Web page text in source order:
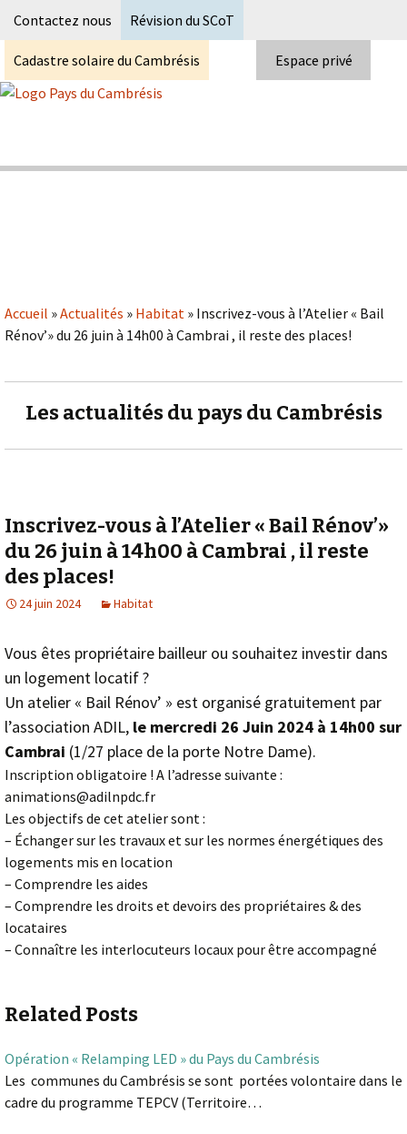
Contactez nous Révision du SCoT
Cadastre solaire du Cambrésis Espace privé
Accueil »Actualités » Habitat » Inscrivez-vous à l’Atelier « Bail
Rénov’» du 26 juin à 14h00 à Cambrai , il reste des places!
Les actualités du pays du Cambrésis
Inscrivez-vous à l’Atelier « Bail Rénov’»
du 26 juin à 14h00 à Cambrai , il reste
des places!
24 juin 2024 Habitat
Vous êtes propriétaire bailleur ou souhaitez investir dans
un logement locatif ?
Un atelier « Bail Rénov’ » est organisé gratuitement par
l’association ADIL, le mercredi 26 Juin 2024 à 14h00 sur
Cambrai (1/27 place de la porte Notre Dame).
Inscription obligatoire ! A l’adresse suivante :
animations@adilnpdc.fr
Les objectifs de cet atelier sont :
– Échanger sur les travaux et sur les normes énergétiques des
logements mis en location
– Comprendre les aides
– Comprendre les droits et devoirs des propriétaires & des
locataires
– Connaître les interlocuteurs locaux pour être accompagné
Related Posts
Opération « Relamping LED » du Pays du Cambrésis
Les communes du Cambrésis se sont portées volontaire dans le
cadre du programme TEPCV (Territoire…